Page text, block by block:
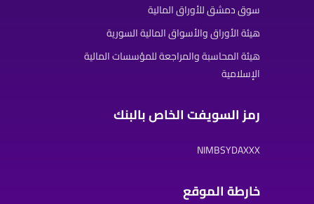
سوق دمشق للأوراق المالية
هيئة الأوراق والأسواق المالية السورية
هيئة المحاسبة والمراجعة للمؤسسات المالية
الإسلامية
رمز السويفت الخاص بالبنك
NIMBSYDAXXX
خارطة الموقع